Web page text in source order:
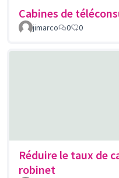
Cabines de
jimarco 0 0
Réduire le taux de
robinet